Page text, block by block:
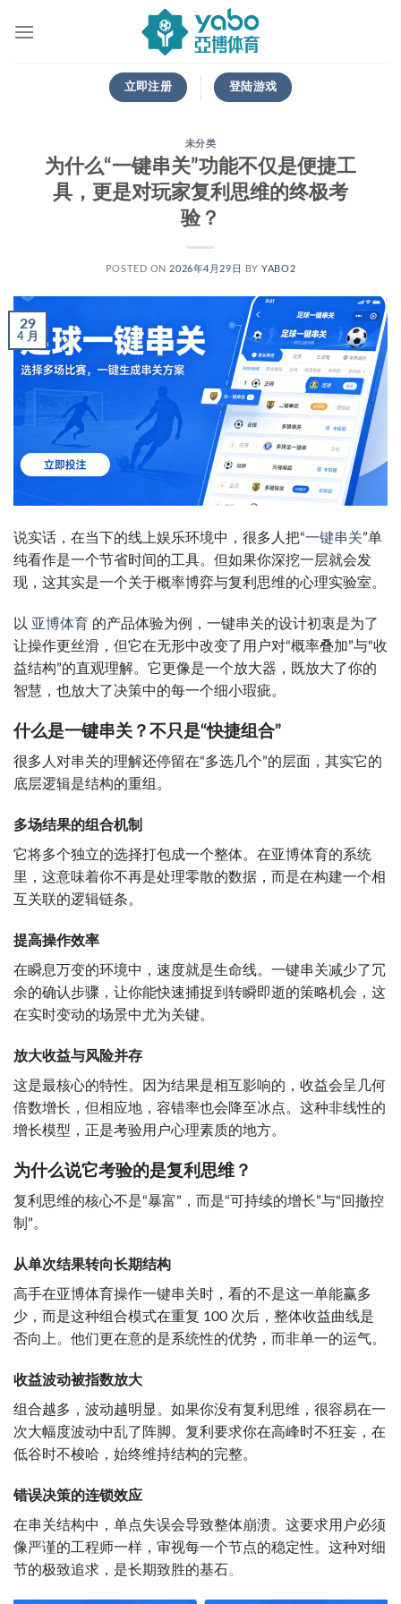
立即注册 登陆游戏
未分类
为什么“一键串关”功能不仅是便捷工
具，更是对玩家复利思维的终极考
验？
POSTED ON 2026年4月29日 BYYABO2
29
4 月
说实话，在当下的线上娱乐环境中，很多人把“一键串关”单
纯看作是一个节省时间的工具。但如果你深挖一层就会发
现，这其实是一个关于概率博弈与复利思维的心理实验室。
以 亚博体育 的产品体验为例，一键串关的设计初衷是为了
让操作更丝滑，但它在无形中改变了用户对“概率叠加”与“收
益结构”的直观理解。它更像是一个放大器，既放大了你的
智慧，也放大了决策中的每一个细小瑕疵。
什么是一键串关？不只是“快捷组合”
很多人对串关的理解还停留在“多选几个”的层面，其实它的
底层逻辑是结构的重组。
多场结果的组合机制
它将多个独立的选择打包成一个整体。在亚博体育的系统
里，这意味着你不再是处理零散的数据，而是在构建一个相
互关联的逻辑链条。
提高操作效率
在瞬息万变的环境中，速度就是生命线。一键串关减少了冗
余的确认步骤，让你能快速捕捉到转瞬即逝的策略机会，这
在实时变动的场景中尤为关键。
放大收益与风险并存
这是最核心的特性。因为结果是相互影响的，收益会呈几何
倍数增长，但相应地，容错率也会降至冰点。这种非线性的
增长模型，正是考验用户心理素质的地方。
为什么说它考验的是复利思维？
复利思维的核心不是“暴富”，而是“可持续的增长”与“回撤控
制”。
从单次结果转向长期结构
高手在亚博体育操作一键串关时，看的不是这一单能赢多
少，而是这种组合模式在重复 100 次后，整体收益曲线是
否向上。他们更在意的是系统性的优势，而非单一的运气。
收益波动被指数放大
组合越多，波动越明显。如果你没有复利思维，很容易在一
次大幅度波动中乱了阵脚。复利要求你在高峰时不狂妄，在
低谷时不梭哈，始终维持结构的完整。
错误决策的连锁效应
在串关结构中，单点失误会导致整体崩溃。这要求用户必须
像严谨的工程师一样，审视每一个节点的稳定性。这种对细
节的极致追求，是长期致胜的基石。